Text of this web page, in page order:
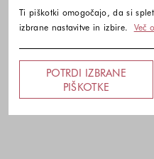
Ti piškotki omogočajo, da si
izbrane nastavitve in izbire.
Več
POTRDI IZBRANE
PIŠKOTKE